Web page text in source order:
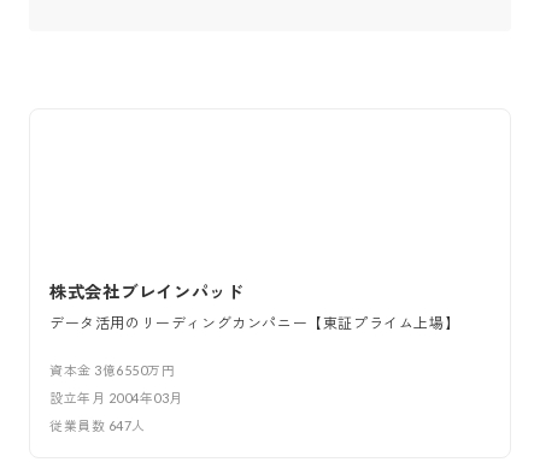
株式会社ブレインパッド
データ活用のリーディングカンパニー【東証プライム上場】
資本金 3億6550万円
設立年月 2004年03月
従業員数 647人